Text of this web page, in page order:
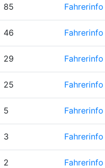
85 Fahrerinfo
46 Fahrerinfo
29 Fahrerinfo
25 Fahrerinfo
5 Fahrerinfo
3 Fahrerinfo
2 Fahrerinfo